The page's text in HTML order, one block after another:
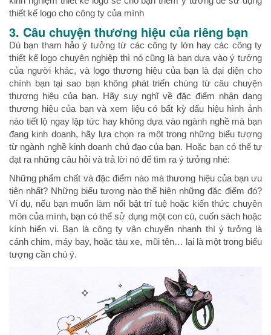
thiết kế logo cho công ty của mình
3. Câu chuyện thương hiệu của riêng bạn
Dù bạn tham hảo ý tưởng từ các công ty lớn hay các công ty
thiết kế logo chuyên nghiệp thì nó cũng là bạn dựa vào ý tưởng
của người khác, và logo thương hiệu của bạn là đại diện cho
chính bạn tại sao bạn không phát triển chúng từ câu chuyện
thương hiệu của bạn. Hãy suy nghĩ về đặc điểm nhận dạng
thương hiệu của bạn và xem liệu có bất kỳ dấu hiệu hình ảnh
nào tiết lộ ngay lập tức hay không dựa vào ngành nghề mà bạn
đang kinh doanh, hãy lựa chọn ra một trong những biểu tượng
từ ngành nghề kinh doanh chủ đạo của bạn. Hoặc bạn có thể tự
đạt ra những câu hỏi và trả lời nó để tìm ra ý tưởng nhé:
Những phẩm chất và đặc điểm nào mà thương hiệu của bạn ưu
tiên nhất? Những biểu tượng nào thể hiện những đặc điểm đó?
Ví dụ, nếu bạn muốn làm nổi bật trí tuệ hoặc kiến thức chuyên
môn của mình, bạn có thể sử dụng một con cú, cuốn sách hoặc
kính hiển vi. Bạn là công ty vận chuyển nhanh thì ý tưởng là
cánh chim, máy bay, hoặc tàu xe, mũi tên… lại là một trong biểu
tượng cần chú ý.